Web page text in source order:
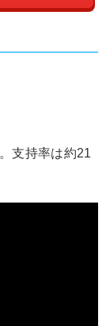
。支持率は約21